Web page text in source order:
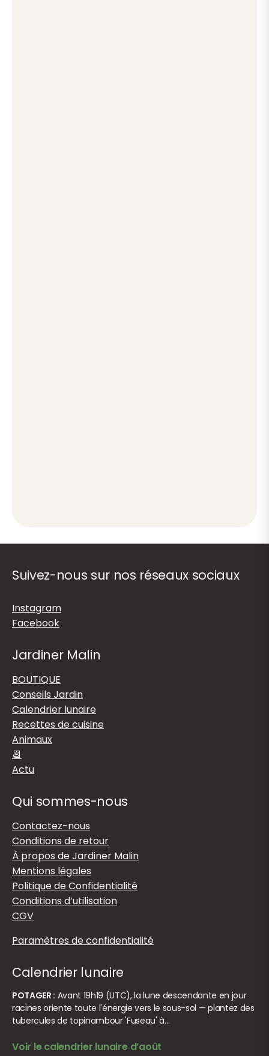
Suivez-nous sur nos réseaux sociaux
Instagram
Facebook
Jardiner Malin
BOUTIQUE
Conseils Jardin
Calendrier lunaire
Recettes de cuisine
Animaux
📆
Actu
Qui sommes-nous
Contactez-nous
Conditions de retour
À propos de Jardiner Malin
Mentions légales
Politique de Confidentialité
Conditions d’utilisation
CGV
Paramètres de confidentialité
Calendrier lunaire
POTAGER : Avant 19h19 (UTC), la lune descendante en jour
racines oriente toute l'énergie vers le sous-sol — plantez des
tubercules de topinambour 'Fuseau' à…
Voir le calendrier lunaire d’août